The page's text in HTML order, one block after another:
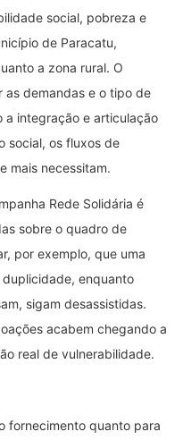
social, pobreza e
de Paracatu,
a zona rural. O
as demandas e o tipo de
a integração e articulação
social, os fluxos de
mais necessitam.
Rede Solidária é
sobre o quadro de
por exemplo, que uma
enquanto
sigam desassistidas.
acabem chegando a
real de vulnerabilidade.
fornecimento quanto para